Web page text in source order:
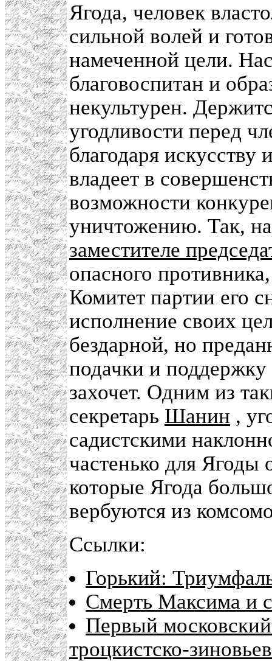
Ягода, человек
сильной волей и
намеченной цели.
благовоспитан и
некультурен.
угодливости перед
благодаря
владеет в
возможности
уничтожению. Так,
заместителе
опасного
Комитет партии его
исполнение своих
бездарной, но
подачки и поддержку
захочет. Одним из
секретарь Шанин ,
садистскими
частенько для
которые Ягода
вербуются из
Ссылки:
Горький:
Смерть Максима и
Первый
троцкистско-